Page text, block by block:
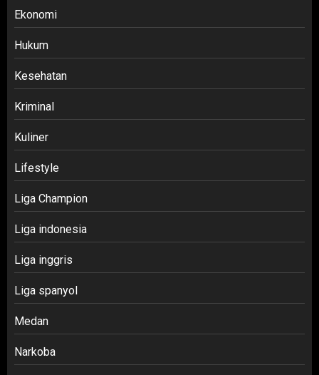
Ekonomi
Hukum
Kesehatan
Kriminal
Kuliner
Lifestyle
Liga Champion
Liga indonesia
Liga inggris
Liga spanyol
Medan
Narkoba